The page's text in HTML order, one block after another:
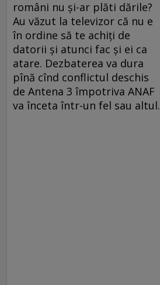
români nu și-ar plăti dările?
Au văzut la televizor că nu e
în ordine să te achiți de
datorii și atunci fac și ei ca
atare. Dezbaterea va dura
pînă cînd conflictul deschis
de Antena 3 împotriva ANAF
va înceta într-un fel sau altul.